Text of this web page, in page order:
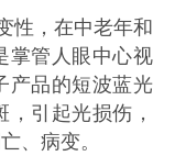
性，在中老年和
掌管人眼中心视
产品的短波蓝光
引起光损伤，
、病变。